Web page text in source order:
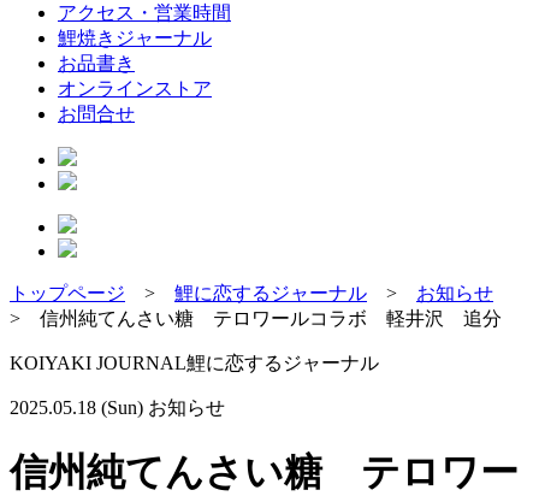
アクセス・営業時間
鯉焼きジャーナル
お品書き
オンラインストア
お問合せ
トップページ > 鯉に恋するジャーナル > お知らせ
> 信州純てんさい糖 テロワールコラボ 軽井沢 追分
KOIYAKI JOURNAL鯉に恋するジャーナル
2025.05.18 (Sun) お知らせ
信州純てんさい糖 テロワー